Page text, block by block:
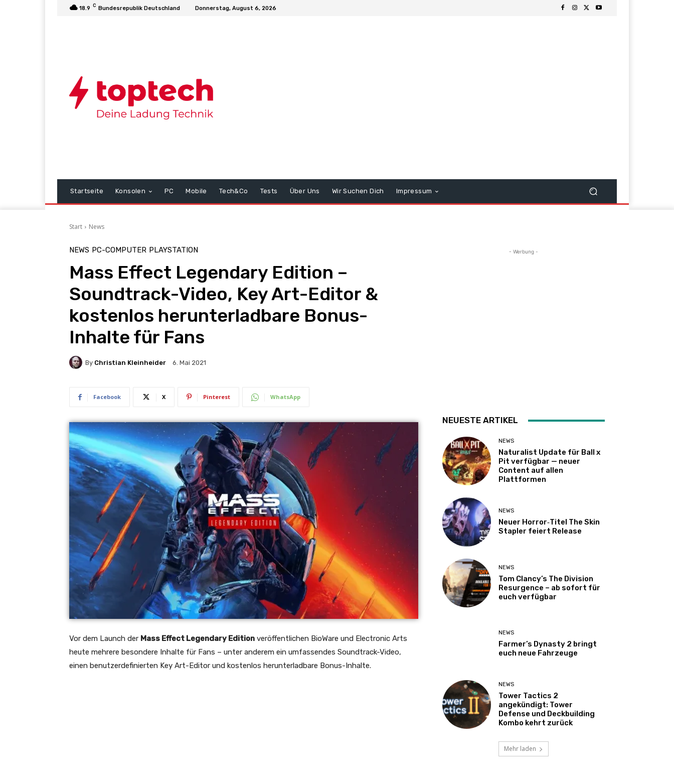
18.9 C Bundesrepublik Deutschland Donnerstag, August 6, 2026
Startseite Konsolen PC Mobile Tech&Co Tests Über Uns Wir Suchen Dich Impressum
Start News
NEWS PC-COMPUTER PLAYSTATION
Mass Effect Legendary Edition –
Soundtrack-Video, Key Art-Editor &
kostenlos herunterladbare Bonus-
Inhalte für Fans
By Christian Kleinheider 6. Mai 2021
Facebook X Pinterest WhatsApp
Vor dem Launch der Mass Effect Legendary Edition veröffentlichen BioWare und Electronic Arts
heute mehrere besondere Inhalte für Fans – unter anderem ein umfassendes Soundtrack-Video,
einen benutzerdefinierten Key Art-Editor und kostenlos herunterladbare Bonus-Inhalte.
- Werbung -
NEUESTE ARTIKEL
NEWS
Naturalist Update für Ball x
Pit verfügbar — neuer
Content auf allen
Plattformen
NEWS
Neuer Horror‑Titel The Skin
Stapler feiert Release
NEWS
Tom Clancy’s The Division
Resurgence – ab sofort für
euch verfügbar
NEWS
Farmer’s Dynasty 2 bringt
euch neue Fahrzeuge
NEWS
Tower Tactics 2
angekündigt: Tower
Defense und Deckbuilding
Kombo kehrt zurück
Mehr laden